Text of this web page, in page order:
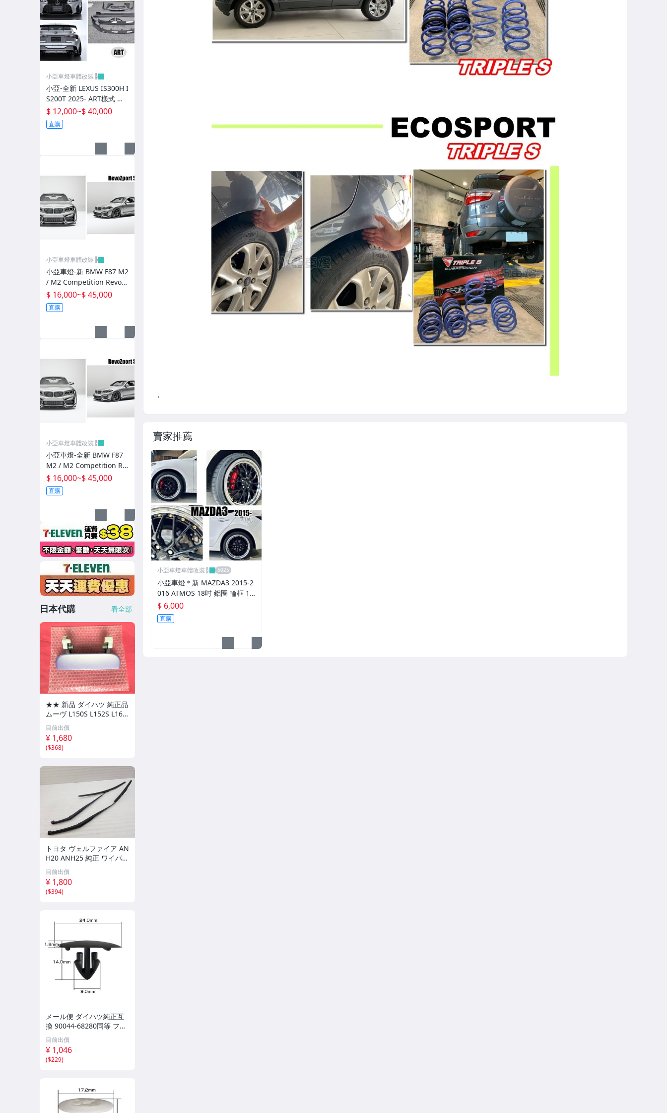
前後保桿.前後下巴.側裙.尾翼
升降機.汽車零件.鈑金零件
內.外把手.後視鏡.LED後視鏡
大燈框.後燈框.側燈框.霧燈框
煞車油門踏板.冷光迎賓踏板
排氣管.內龜板.下護板.擋泥板
原廠改裝水箱罩.通風網
非常機車
車用精品百貨類.各車系晴雨窗
避震器.卡鉗.來另片.短彈簧
進氣套件 進氣系統 全系列
其它
賣家推薦
小亞車燈車體改裝╠
小亞車燈＊新 MAZDA3 2015-2
016 ATMOS 18吋 鋁圈 輪框 18
*8.5 5/108 ET40 5孔108 銀黑
車邊 鉚釘款
$ 6,000
直購
小亞車燈車體改裝╠
小亞-全新 LEXUS IS300H I
S200T 2025- ART樣式 碳
纖維 卡夢 前下巴 側裙 後
下巴 尾翼
$ 12,000~$ 40,000
直購
小亞車燈車體改裝╠
小亞車燈-新 BMW F87 M2
/ M2 Competition RevoZ
port Street 乾式碳纖維 套
件 前下巴 側裙 後下巴 尾
翼
$ 16,000~$ 45,000
直購
小亞車燈車體改裝╠
小亞車燈-全新 BMW F87
M2 / M2 Competition Re
voZport Street 乾式碳纖
維 套件 前下巴 側裙 後下
巴
$ 16,000~$ 45,000
直購
日本代購 看全部
★★ 新品 ダイハツ 純正品
ムーヴ L150S L152S L160
S リアゲート バックドア
トランク 後ろ ドアノブ ア
ウターハンドル P10 紫 ラ
ベンダー
目前出價
¥ 1,680
($368)
トヨタ ヴェルファイア AN
H20 ANH25 純正 ワイパー
アーム 左右セット [D98 C
W-35]
目前出價
¥ 1,800
($394)
メール便 ダイハツ純正互
換 90044-68280同等 フー
ドインシュレーター スク
リューグロメット クリッ
プ リベット VOSTONE BC
5501 10個
目前出價
¥ 1,046
($229)